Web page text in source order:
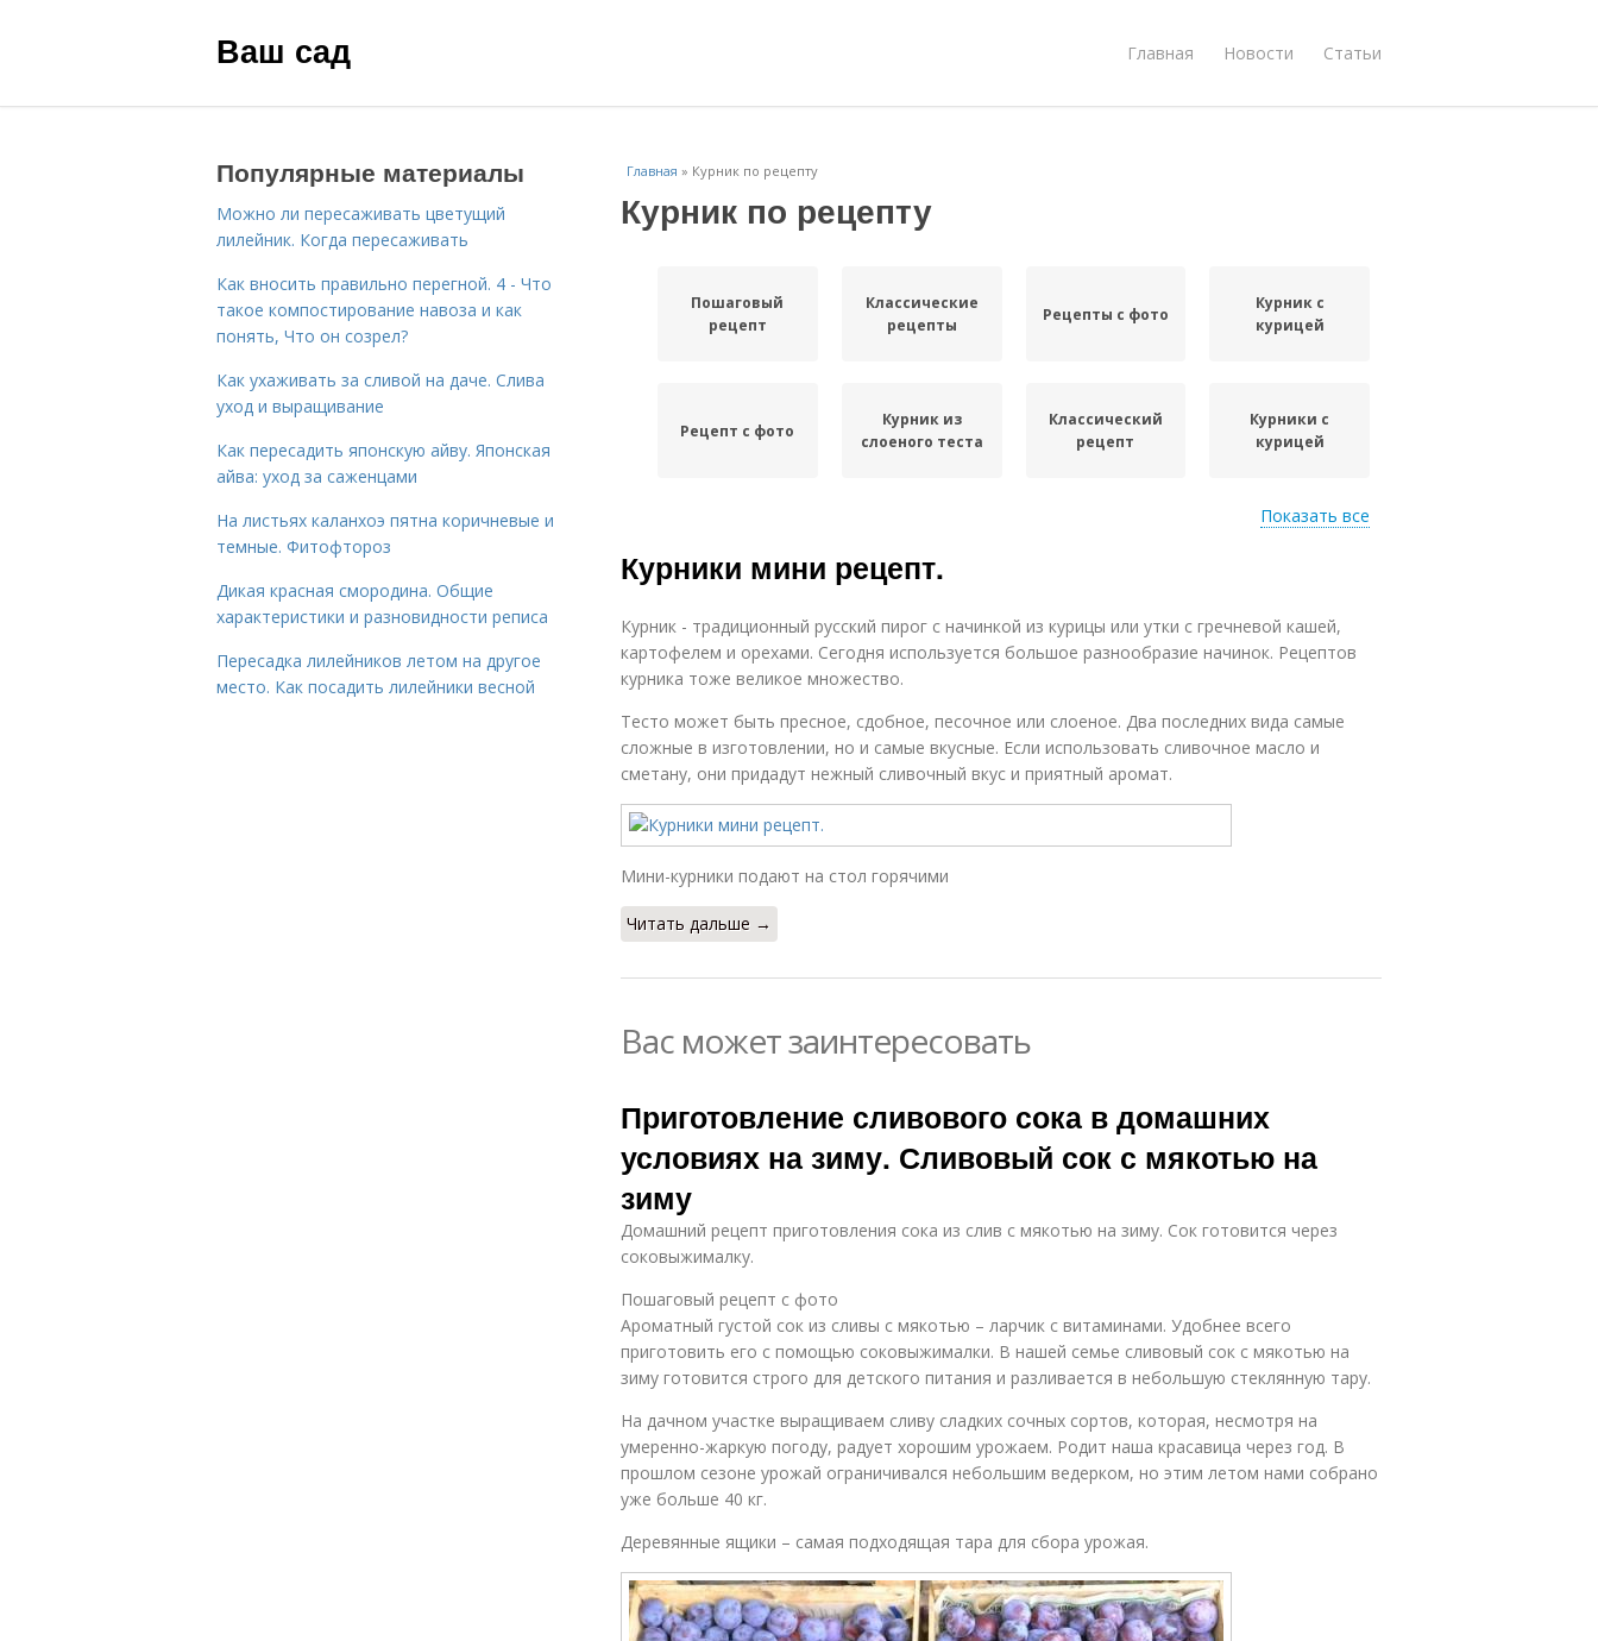
Ваш сад Главная Новости Статьи
Главная » Курник по рецепту
Курник по рецепту
Пошаговый
рецепт
Классические
рецепты
Рецепты с фото
Курник с
курицей
Рецепт с фото
Курник из
слоеного теста
Классический
рецепт
Курники с
курицей
Показать все
Курники мини рецепт.
Курник - традиционный русский пирог с начинкой из курицы или утки с гречневой кашей,
картофелем и орехами. Сегодня используется большое разнообразие начинок. Рецептов
курника тоже великое множество.
Тесто может быть пресное, сдобное, песочное или слоеное. Два последних вида самые
сложные в изготовлении, но и самые вкусные. Если использовать сливочное масло и
сметану, они придадут нежный сливочный вкус и приятный аромат.
Мини-курники подают на стол горячими
Читать дальше →
Вас может заинтересовать
Приготовление сливового сока в домашних
условиях на зиму. Сливовый сок с мякотью на
зиму
Домашний рецепт приготовления сока из слив с мякотью на зиму. Сок готовится через
соковыжималку.
Пошаговый рецепт с фото
Ароматный густой сок из сливы с мякотью – ларчик с витаминами. Удобнее всего
приготовить его с помощью соковыжималки. В нашей семье сливовый сок с мякотью на
зиму готовится строго для детского питания и разливается в небольшую стеклянную тару.
На дачном участке выращиваем сливу сладких сочных сортов, которая, несмотря на
умеренно-жаркую погоду, радует хорошим урожаем. Родит наша красавица через год. В
прошлом сезоне урожай ограничивался небольшим ведерком, но этим летом нами собрано
уже больше 40 кг.
Деревянные ящики – самая подходящая тара для сбора урожая.
Популярные материалы
Можно ли пересаживать цветущий
лилейник. Когда пересаживать
Как вносить правильно перегной. 4 - Что
такое компостирование навоза и как
понять, Что он созрел?
Как ухаживать за сливой на даче. Слива
уход и выращивание
Как пересадить японскую айву. Японская
айва: уход за саженцами
На листьях каланхоэ пятна коричневые и
темные. Фитофтороз
Дикая красная смородина. Общие
характеристики и разновидности реписа
Пересадка лилейников летом на другое
место. Как посадить лилейники весной